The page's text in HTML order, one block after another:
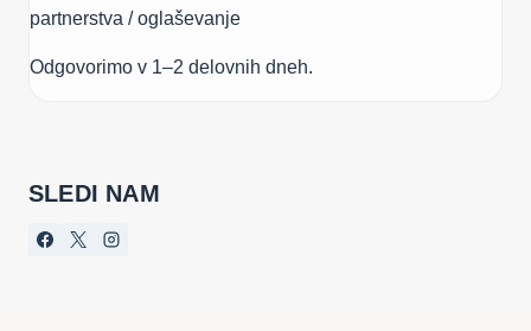
partnerstva / oglaševanje
Odgovorimo v 1–2 delovnih dneh.
SLEDI NAM